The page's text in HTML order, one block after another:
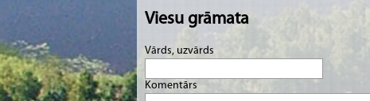
Viesu grāmata
Vārds, uzvārds
Komentārs